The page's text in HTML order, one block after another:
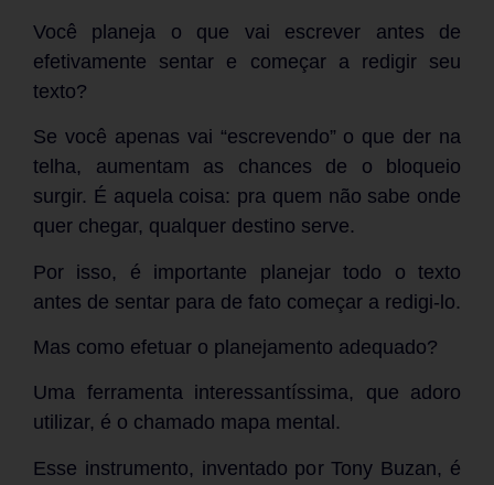
Você planeja o que vai escrever antes de
efetivamente sentar e começar a redigir seu
texto?
Se você apenas vai “escrevendo” o que der na
telha, aumentam as chances de o bloqueio
surgir. É aquela coisa: pra quem não sabe onde
quer chegar, qualquer destino serve.
Por isso, é importante planejar todo o texto
antes de sentar para de fato começar a redigi-lo.
Mas como efetuar o planejamento adequado?
Uma ferramenta interessantíssima, que adoro
utilizar, é o chamado mapa mental.
Esse instrumento, inventado por Tony Buzan, é